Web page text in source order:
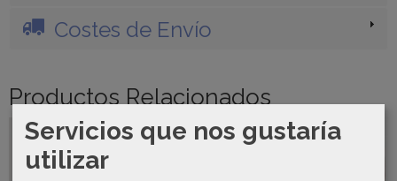
Costes de Envío
Productos Relacionados
Servicios que nos gustaría
utilizar